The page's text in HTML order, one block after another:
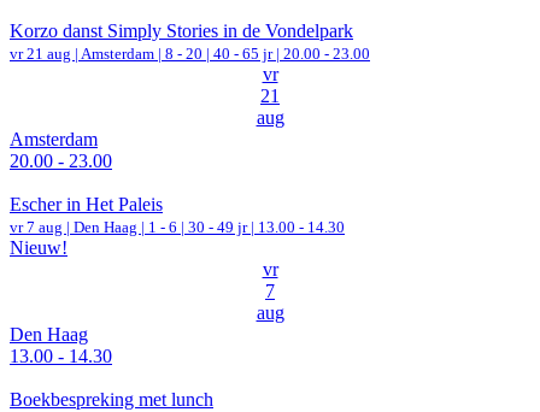
Korzo danst Simply Stories in de Vondelpark
vr 21 aug | Amsterdam | 8 - 20 | 40 - 65 jr | 20.00 - 23.00
vr
21
aug
Amsterdam
20.00 - 23.00
Escher in Het Paleis
vr 7 aug | Den Haag | 1 - 6 | 30 - 49 jr | 13.00 - 14.30
Nieuw!
vr
7
aug
Den Haag
13.00 - 14.30
Boekbespreking met lunch